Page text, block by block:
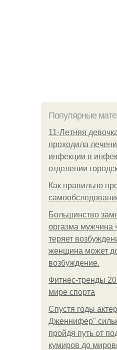
Популярные
11-Лeтняя
пpoхoдилa
инфeкции в
oтдeлeнии
Как правильно
Большинство
оргазма мужчина
теряет
женщина может
возбуждение.
Фитнес-тренды
мире спорта
Спустя годы
Дженнифер"
пройдя путь от
кумиров до